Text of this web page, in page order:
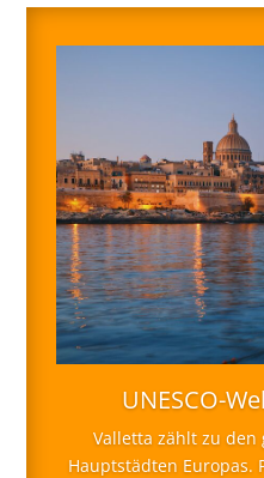
UNESCO-
Valletta zählt zu
Hauptstädten Europas.